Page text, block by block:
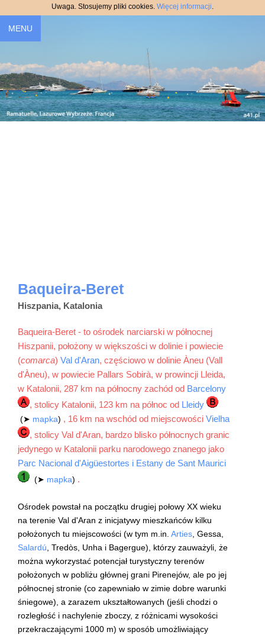
Uwaga. Stosujemy pliki cookies. Więcej informacji.
MENU
Baqueira-Beret
Hiszpania, Katalonia
Baqueira-Beret - to ośrodek narciarski w północnej
Hiszpanii, położony w większości w dolinie i powiecie
(comarca) Val d'Aran, częściowo w dolinie Àneu (Vall
d'Àneu), w powiecie Pallars Sobirà, w prowincji Lleida,
w Katalonii, 287 km na północny zachód od Barcelony
, stolicy Katalonii, 123 km na północ od Lleidy
(➤ mapka) , 16 km na wschód od miejscowości Vielha
, stolicy Val d'Aran, bardzo blisko północnych granic
jedynego w Katalonii parku narodowego znanego jako
Parc Nacional d'Aigüestortes i Estany de Sant Maurici
(➤ mapka) .
Ośrodek powstał na początku drugiej połowy XX wieku
na terenie Val d'Aran z inicjatywy mieszkańców kilku
położonych tu miejscowości (w tym m.in. Arties , Gessa,
Salardú , Tredòs, Unha i Bagergue), którzy zauważyli, że
można wykorzystać potencjał turystyczny terenów
położonych w pobliżu głównej grani Pirenejów, ale po jej
północnej stronie (co zapewniało w zimie dobre warunki
śniegowe), a zarazem ukształtowanych (jeśli chodzi o
rozległość i nachylenie zboczy, z różnicami wysokości
przekraczającymi 1000 m) w sposób umożliwiający